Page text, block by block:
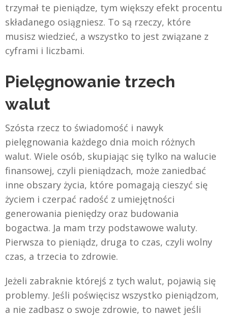
trzymał te pieniądze, tym większy efekt procentu
składanego osiągniesz. To są rzeczy, które
musisz wiedzieć, a wszystko to jest związane z
cyframi i liczbami.
Pielęgnowanie trzech
walut
Szósta rzecz to świadomość i nawyk
pielęgnowania każdego dnia moich różnych
walut. Wiele osób, skupiając się tylko na walucie
finansowej, czyli pieniądzach, może zaniedbać
inne obszary życia, które pomagają cieszyć się
życiem i czerpać radość z umiejętności
generowania pieniędzy oraz budowania
bogactwa. Ja mam trzy podstawowe waluty.
Pierwsza to pieniądz, druga to czas, czyli wolny
czas, a trzecia to zdrowie.
Jeżeli zabraknie którejś z tych walut, pojawią się
problemy. Jeśli poświęcisz wszystko pieniądzom,
a nie zadbasz o swoje zdrowie, to nawet jeśli